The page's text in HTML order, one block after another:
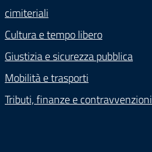
cimiteriali
Cultura e tempo libero
Giustizia e sicurezza pubblica
Mobilità e trasporti
Tributi, finanze e contravvenzioni